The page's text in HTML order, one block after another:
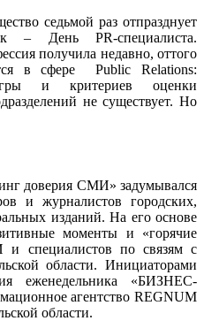
седьмой раз отпразднует
– День PR-специалиста.
получила недавно, оттого
в сфере Public Relations:
и критериев оценки
не существует. Но
доверия СМИ» задумывался
и журналистов городских,
изданий. На его основе
моменты и «горячие
и специалистов по связям с
области. Инициаторами
еженедельника «БИЗНЕС-
агентство REGNUM
области.